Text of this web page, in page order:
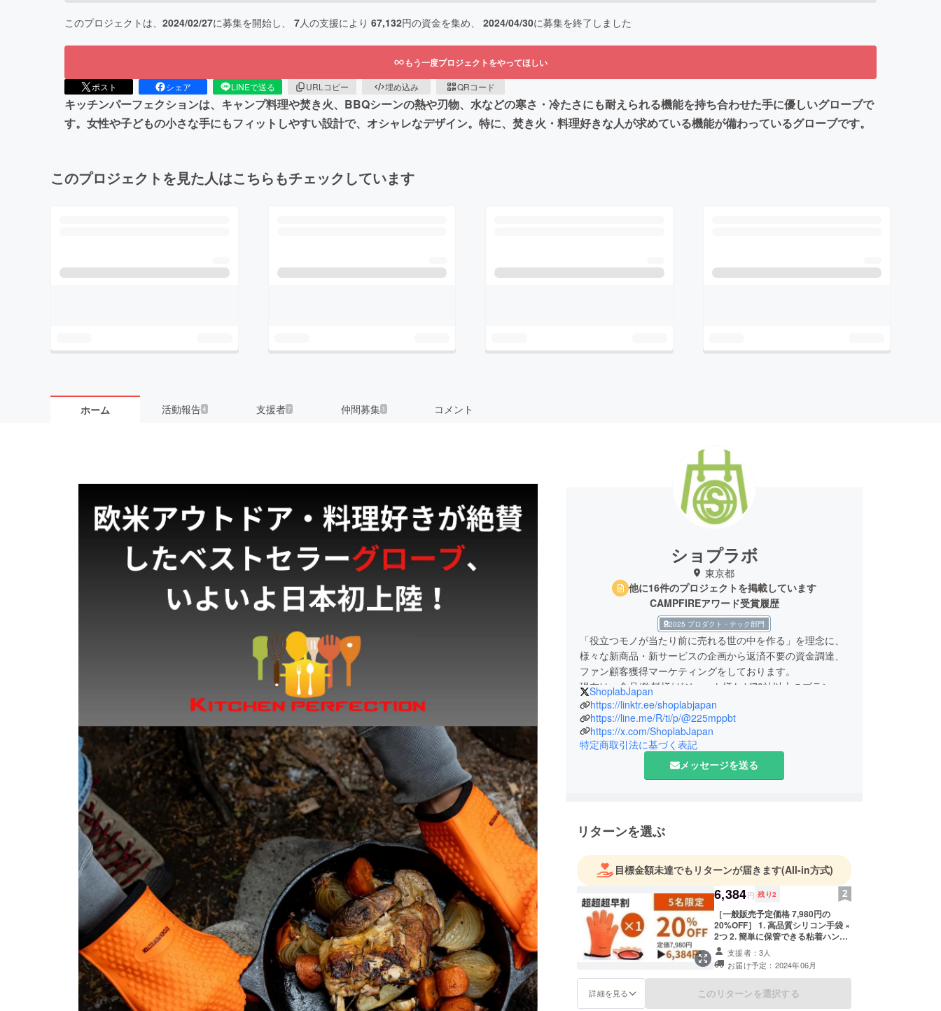
このプロジェクトは、 2024/02/27に募集を開始し、 7人の支援により 67,132円の資金を集め、 2024/04/30に募集を終了しました
もう一度プロジェクトをやってほしい
ポスト シェア LINEで送る URLコピー 埋め込み QRコード
キッチンパーフェクションは、キャンプ料理や焚き火、BBQシーンの熱や刃物、水などの寒さ・冷たさにも耐えられる機能を持ち合わせた手に優しいグローブで
す。女性や子どもの小さな手にもフィットしやすい設計で、オシャレなデザイン。特に、焚き火・料理好きな人が求めている機能が備わっているグローブです。
このプロジェクトを見た人はこちらもチェックしています
ホーム 活動報告4 支援者7 仲間募集 1 コメント
ショプラボ
東京都
他に16件のプロジェクトを掲載しています
CAMPFIREアワード受賞履歴
2025 プロダクト・テック部門
「役立つモノが当たり前に売れる世の中を作る」を理念に、
様々な新商品・新サービスの企画から返済不要の資金調達、
ファン顧客獲得マーケティングをしております。
現在は、食品/飲料様/ガジェット様など70社以上のブランド
様の新商品・リブランディング商品マーケティングをお手伝
いし、自社でも翻訳機ブランドを運営。
実績は70件以上、1プロジェクトあたりの支援総額は、最大
で3500万円達成したプロジェクトもあります。
ShoplabJapan
https://linktr.ee/shoplabjapan
https://line.me/R/ti/p/@225mppbt
https://x.com/ShoplabJapan
特定商取引法に基づく表記
メッセージを送る
リターンを選ぶ
目標金額未達でもリターンが届きます(All-in方式)
6,384円 残り2
［一般販売予定価格 7,980円の
20%OFF］ 1. 高品質シリコン手袋 ×
2つ 2. 簡単に保管できる粘着ハン
ガー × 2つ 3. レシピ電子書籍 × 2つ
※電子書籍1つ目は、野外グリル料理
のレシピが満載の「グリルからの素
晴らしい料理」、2つ目は好きな野
菜を使って創造的なおかずを作るの
支援者：3人
お届け予定：2024年06月
詳細を見る このリターンを選択する